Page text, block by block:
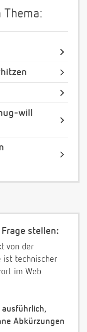
Thema:
will
stellen:
von der
ist technischer
im Web
ausführlich,
Abkürzungen